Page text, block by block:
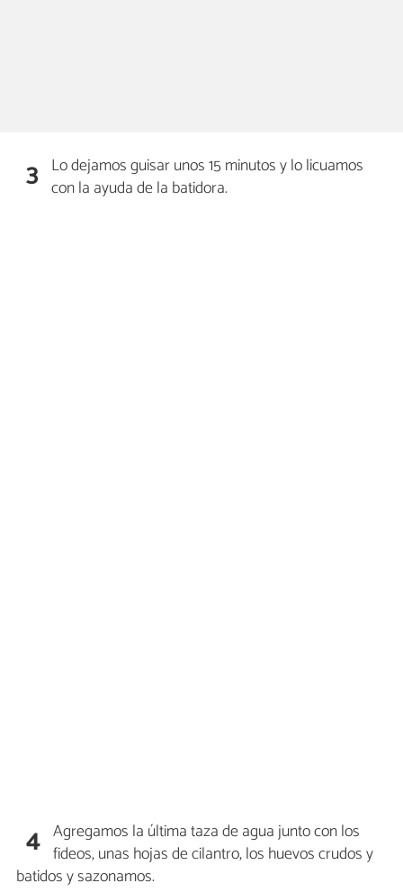
3 Lo dejamos guisar unos 15 minutos y lo licuamos
con la ayuda de la batidora.
4 Agregamos la última taza de agua junto con los
fideos, unas hojas de cilantro, los huevos crudos y
batidos y sazonamos.